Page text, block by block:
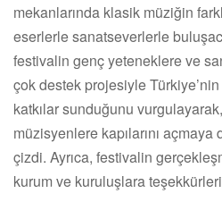
mekanlarında klasik müziğin
eserlerle sanatseverlerle
festivalin genç yeteneklere ve
çok destek projesiyle
katkılar sunduğunu
müzisyenlere kapılarını açmaya
çizdi. Ayrıca, festivalin
kurum ve kuruluşlara